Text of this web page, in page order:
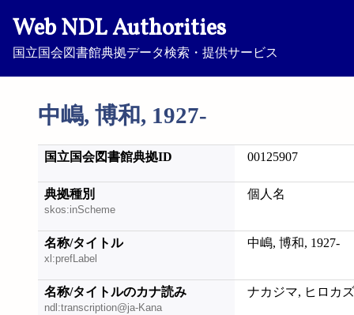
Web NDL Authorities
国立国会図書館典拠データ検索・提供サービス
中嶋, 博和, 1927-
国立国会図書館典拠ID 00125907
典拠種別
skos:inScheme
個人名
名称/タイトル
xl:prefLabel
中嶋, 博和, 1927-
名称/タイトルのカナ読み
ndl:transcription@ja-Kana
ナカジマ, ヒロカ